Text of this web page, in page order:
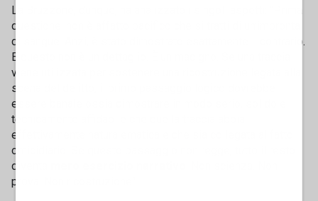
La Bruzzone, dunque, ha analizzato i singoli aspetti: "Prima
questione: non è affatto pacifico che si tratti di un’impronta
di sangue. Anzi, è stato dimostrato esattamente il contrario.
E questo non è un dettaglio. È un macigno. Se una traccia
viene utilizzata per sostenere una ricostruzione legata alla
scena del delitto, il primo passaggio logico dovrebbe
essere banale ossia dimostrare in modo serio, solido e
tecnicamente affidabile che quella traccia abbia
effettivamente natura ematica e che sia collegata al fatto
omicidiario. Se questo passaggio non regge, tutto il resto
diventa
prova. Non ricostruzione".